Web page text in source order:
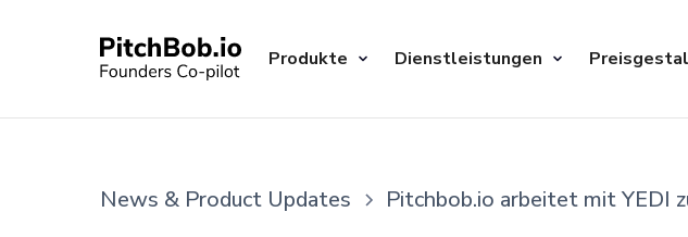
Produkte Dienstleistungen
News & Product Updates Pitchbob.io arbeitet mit YEDI